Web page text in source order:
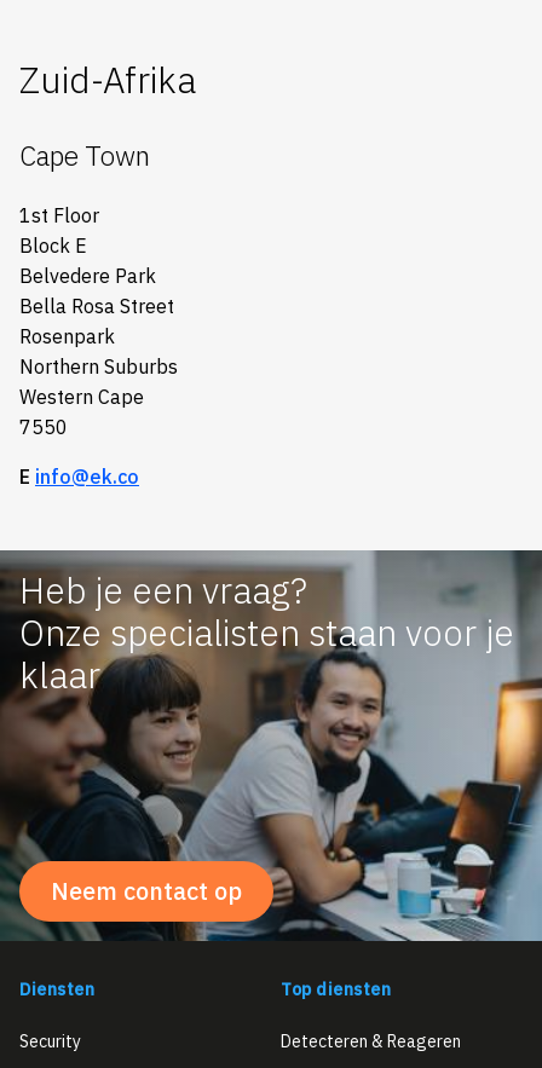
Zuid-Afrika
Cape Town
1st Floor
Block E
Belvedere Park
Bella Rosa Street
Rosenpark
Northern Suburbs
Western Cape
7550
E info@ek.co
Heb je een vraag?
Onze specialisten staan voor je
klaar
Neem contact op
Diensten
Security
Top diensten
Detecteren & Reageren